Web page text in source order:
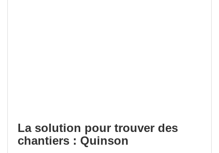
La solution pour trouver des
chantiers : Quinson